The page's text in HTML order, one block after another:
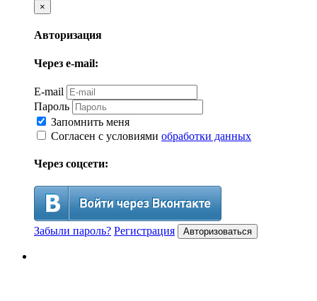
×
Авторизация
Через e-mail:
E-mail
Пароль
Запомнить меня
Согласен с условиями обработки данных
Через соцсети:
Забыли пароль? Регистрация Авторизоваться